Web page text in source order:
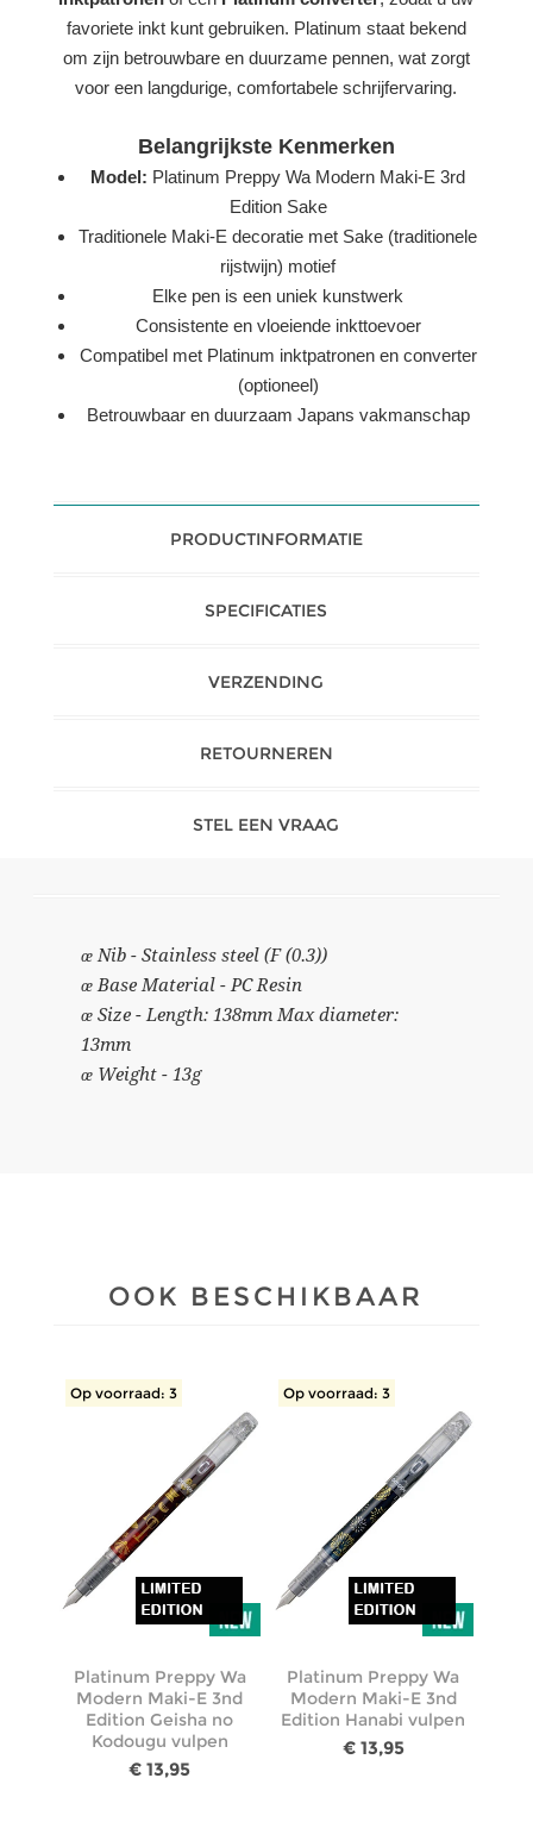
favoriete inkt kunt gebruiken. Platinum staat bekend
om zijn betrouwbare en duurzame pennen, wat zorgt
voor een langdurige, comfortabele schrijfervaring.
Belangrijkste Kenmerken
Model: Platinum Preppy Wa Modern Maki-E 3rd
Edition Sake
Traditionele Maki-E decoratie met Sake (traditionele
rijstwijn) motief
Elke pen is een uniek kunstwerk
Consistente en vloeiende inkttoevoer
Compatibel met Platinum inktpatronen en converter
(optioneel)
Betrouwbaar en duurzaam Japans vakmanschap
PRODUCTINFORMATIE
SPECIFICATIES
VERZENDING
RETOURNEREN
STEL EEN VRAAG
œ Nib - Stainless steel (F (0.3))
œ Base Material - PC Resin
œ Size - Length: 138mm Max diameter:
13mm
œ Weight - 13g
OOK BESCHIKBAAR
Op voorraad: 3
Platinum Preppy Wa
Modern Maki-E 3nd
Edition Geisha no
Kodougu vulpen
€ 13,95
Op voorraad: 3
Platinum Preppy Wa
Modern Maki-E 3nd
Edition Hanabi vulpen
€ 13,95